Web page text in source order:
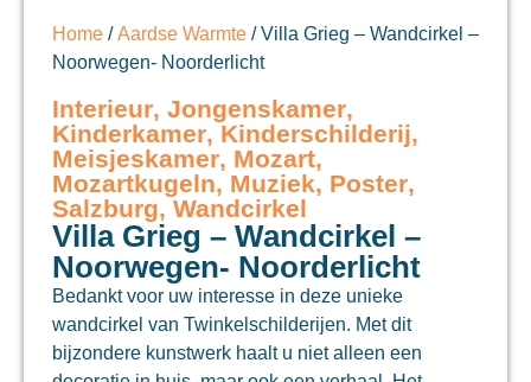
Home/Aardse Warmte/ Villa Grieg – Wandcirkel –
Noorwegen- Noorderlicht
Interieur, Jongenskamer,
Kinderkamer, Kinderschilderij,
Meisjeskamer, Mozart,
Mozartkugeln, Muziek, Poster,
Salzburg, Wandcirkel
Villa Grieg – Wandcirkel –
Noorwegen- Noorderlicht
Bedankt voor uw interesse in deze unieke
wandcirkel van Twinkelschilderijen. Met dit
bijzondere kunstwerk haalt u niet alleen een